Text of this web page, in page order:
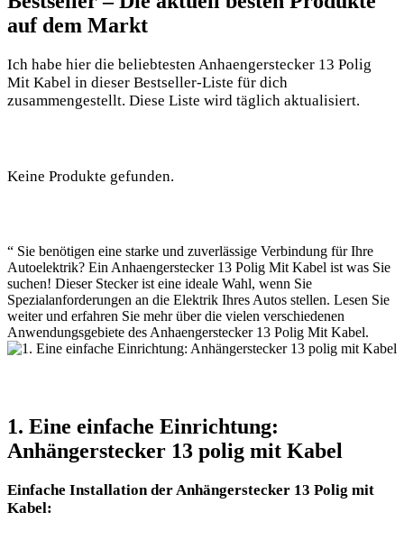
auf dem Markt
Ich habe hier die beliebtesten Anhaengerstecker 13 Polig
Mit Kabel in dieser Bestseller-Liste für dich
zusammengestellt. Diese Liste wird täglich aktualisiert.
Keine Produkte gefunden.
“ Sie benötigen eine starke und zuverlässige Verbindung für Ihre
Autoelektrik? Ein Anhaengerstecker 13 Polig Mit Kabel ist was Sie
suchen! Dieser Stecker ist eine ideale Wahl, wenn Sie
Spezialanforderungen an die Elektrik Ihres Autos stellen. Lesen Sie
weiter und erfahren Sie mehr über die vielen verschiedenen
Anwendungsgebiete des Anhaengerstecker 13 Polig Mit Kabel.
1. Eine einfache Einrichtung:
Anhängerstecker 13 polig mit Kabel
Einfache Installation der Anhängerstecker 13 Polig mit
Kabel: